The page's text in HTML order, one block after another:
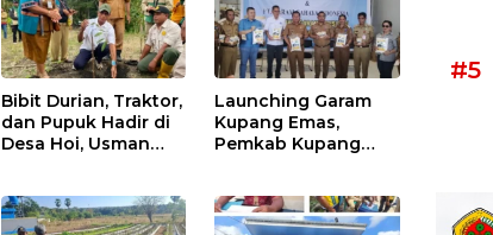
Bibit Durian, Traktor,
dan Pupuk Hadir di
Desa Hoi, Usman
Ekonomi Jemaat
Launching Garam
Kupang Emas,
Pemkab Kupang
Jakarta
#5